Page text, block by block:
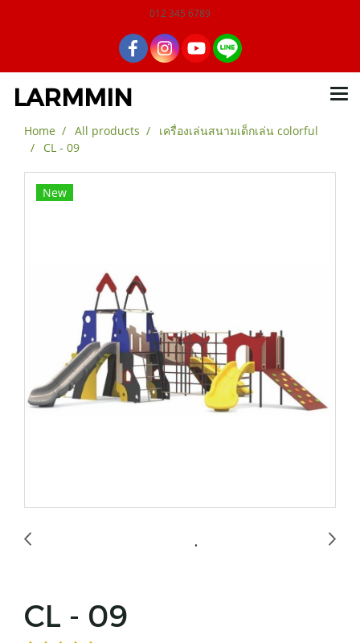
012 345 6789
LARMMIN
Home All products
เครื่องเล่นสนามเด็กเล่น colorful
CL - 09
New
CL - 09